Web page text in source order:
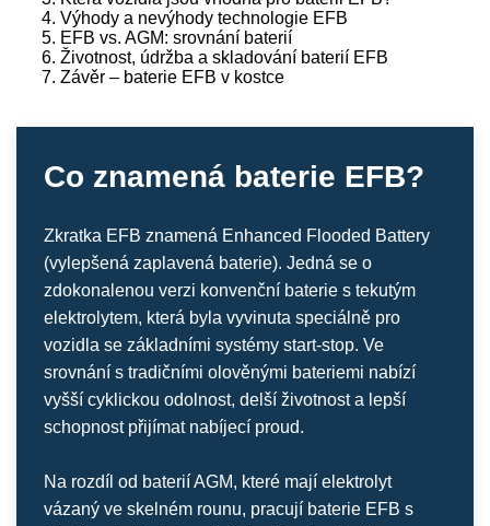
Výhody a nevýhody technologie EFB
EFB vs. AGM: srovnání baterií
Životnost, údržba a skladování baterií EFB
Závěr – baterie EFB v kostce
Co znamená baterie EFB?
Zkratka EFB znamená Enhanced Flooded Battery
(vylepšená zaplavená baterie). Jedná se o
zdokonalenou verzi konvenční baterie s tekutým
elektrolytem, která byla vyvinuta speciálně pro
vozidla se základními systémy start-stop. Ve
srovnání s tradičními olověnými bateriemi nabízí
vyšší cyklickou odolnost, delší životnost a lepší
schopnost přijímat nabíjecí proud.
Na rozdíl od baterií AGM, které mají elektrolyt
vázaný ve skelném rounu, pracují baterie EFB s